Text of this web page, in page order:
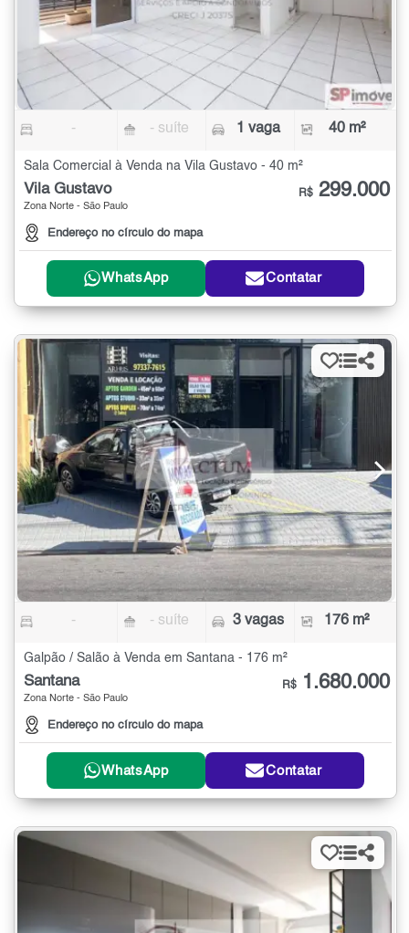
- - suíte 1 vaga 40 m²
Sala Comercial à Venda na Vila Gustavo - 40 m²
Vila Gustavo
Zona Norte - São Paulo
Endereço no círculo do mapa
R$ 299.000
WhatsApp Contatar
- - suíte 3 vagas 176 m²
Galpão / Salão à Venda em Santana - 176 m²
Santana
Zona Norte - São Paulo
Endereço no círculo do mapa
R$ 1.680.000
WhatsApp Contatar